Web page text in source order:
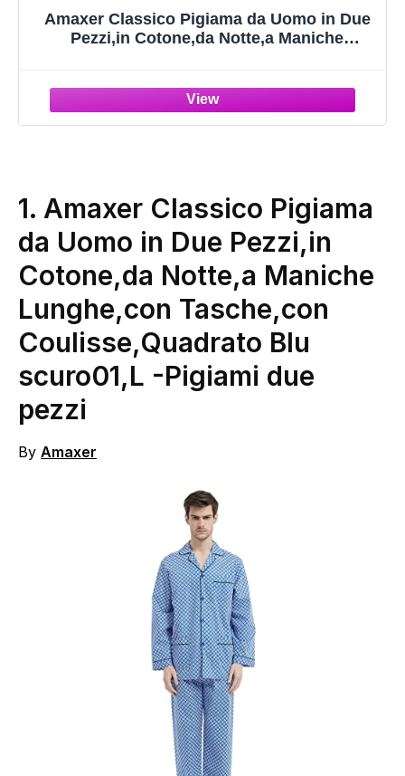
Amaxer Classico Pigiama da Uomo in Due
Pezzi,in Cotone,da Notte,a Maniche
1. Amaxer Classico Pigiama
da Uomo in Due Pezzi,in
Cotone,da Notte,a Maniche
Lunghe,con Tasche,con
Coulisse,Quadrato Blu
scuro01,L -Pigiami due
pezzi
By Amaxer